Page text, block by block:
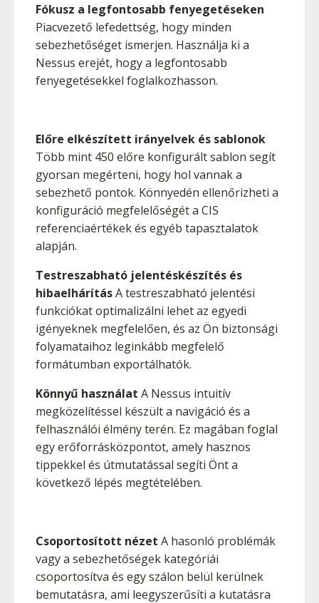
Fókusz a legfontosabb fenyegetéseken
Piacvezető lefedettség, hogy minden
sebezhetőséget ismerjen. Használja ki a
Nessus erejét, hogy a legfontosabb
fenyegetésekkel foglalkozhasson.
Előre elkészített irányelvek és sablonok
Több mint 450 előre konfigurált sablon segít
gyorsan megérteni, hogy hol vannak a
sebezhető pontok. Könnyedén ellenőrizheti a
konfiguráció megfelelőségét a CIS
referenciaértékek és egyéb tapasztalatok
alapján.
Testreszabható jelentéskészítés és
hibaelhárításA testreszabható jelentési
funkciókat optimalizálni lehet az egyedi
igényeknek megfelelően, és az Ön biztonsági
folyamataihoz leginkább megfelelő
formátumban exportálhatók.
Könnyű használat A Nessus intuitív
megközelítéssel készült a navigáció és a
felhasználói élmény terén. Ez magában foglal
egy erőforrásközpontot, amely hasznos
tippekkel és útmutatással segíti Önt a
következő lépés megtételében.
Csoportosított nézet A hasonló problémák
vagy a sebezhetőségek kategóriái
csoportosítva és egy szálon belül kerülnek
bemutatásra, ami leegyszerűsíti a kutatásra